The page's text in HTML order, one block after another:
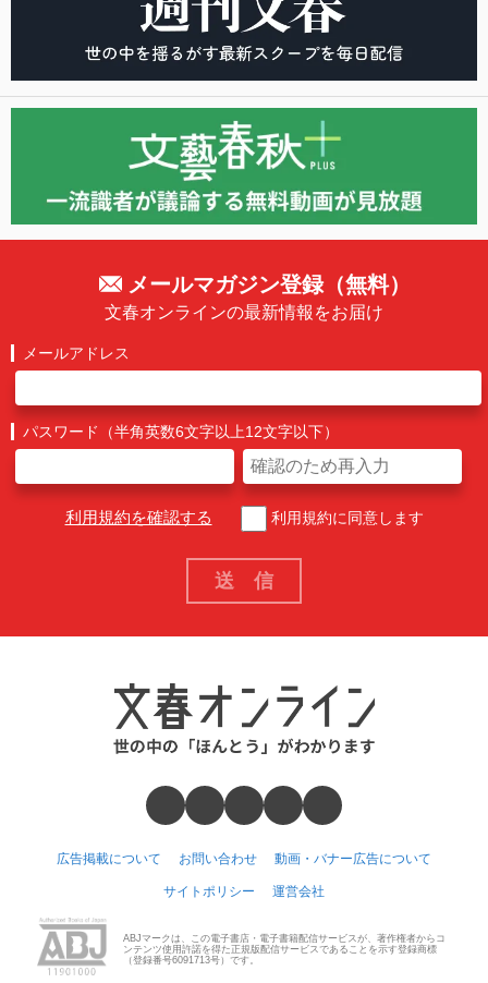
メールマガジン登録（無料）
文春オンラインの最新情報をお届け
メールアドレス
パスワード（半角英数6文字以上12文字以下）
利用規約を確認する 利用規約に同意します
広告掲載について お問い合わせ 動画・バナー広告について
サイトポリシー 運営会社
ABJマークは、この電子書店・電子書籍配信サービスが、著作権者からコ
ンテンツ使用許諾を得た正規版配信サービスであることを示す登録商標
（登録番号6091713号）です。